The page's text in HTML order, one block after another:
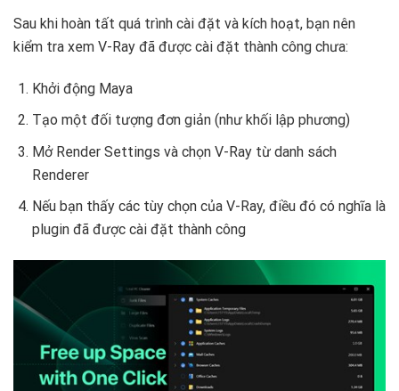
Sau khi hoàn tất quá trình cài đặt và kích hoạt, bạn nên
kiểm tra xem V-Ray đã được cài đặt thành công chưa:
Khởi động Maya
Tạo một đối tượng đơn giản (như khối lập phương)
Mở Render Settings và chọn V-Ray từ danh sách
Renderer
Nếu bạn thấy các tùy chọn của V-Ray, điều đó có nghĩa là
plugin đã được cài đặt thành công